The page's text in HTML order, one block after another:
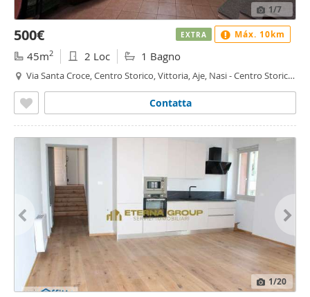
1/7
500€
45m2 2 Loc 1 Bagno
Via Santa Croce, Centro Storico, Vittoria, Aje, Nasi - Centro Storico,
Contatta
EXTRA Máx. 10km
1/20